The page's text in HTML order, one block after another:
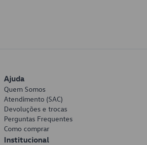
Ajuda
Quem Somos
Atendimento (SAC)
Devoluções e trocas
Perguntas Frequentes
Como comprar
Institucional